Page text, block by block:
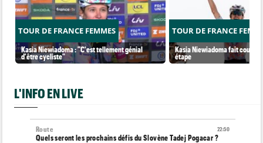
TOUR DE FRANCE FEMMES
Kasia Niewiadoma : "C'est tellement génial
d'être cycliste"
TOUR DE FRANCE
Kasia Niewiadoma fait coup
étape
L'INFO EN LIVE
22:50
Route
Quels seront les prochains défis du Slovène Tadej Pogacar ?